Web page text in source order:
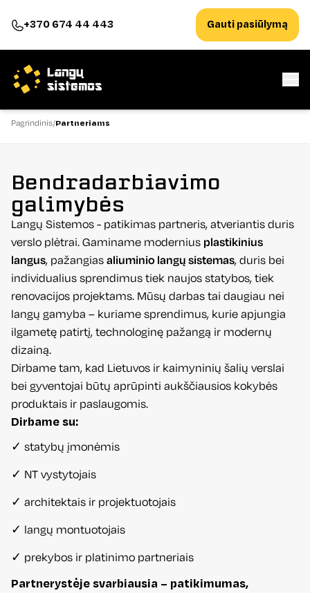
+370 674 44 443 Gauti pasiūlymą
Pagrindinis Partneriams
Bendradarbiavimo
galimybės
Langų Sistemos - patikimas partneris, atveriantis duris
verslo plėtrai. Gaminame modernius plastikinius
langus, pažangiasaliuminio langų sistemas, duris bei
individualius sprendimus tiek naujos statybos, tiek
renovacijos projektams. Mūsų darbas tai daugiau nei
langų gamyba – kuriame sprendimus, kurie apjungia
ilgametę patirtį, technologinę pažangą ir modernų
dizainą.
Dirbame tam, kad Lietuvos ir kaimyninių šalių verslai
bei gyventojai būtų aprūpinti aukščiausios kokybės
produktais ir paslaugomis.
Dirbame su:
✓ statybų įmonėmis
✓ NT vystytojais
✓ architektais ir projektuotojais
✓ langų montuotojais
✓ prekybos ir platinimo partneriais
Partnerystėje svarbiausia – patikimumas,